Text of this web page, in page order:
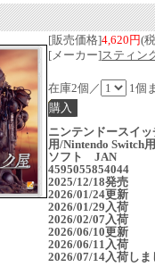
[販売価格]4,620円(
[メーカー]スティン
在庫2個／ 1個
ニンテンドースイッ
用/Nintendo Switch
ソフト JAN
4595055854044
2025/12/18発売
2026/01/24更新
2026/01/29入荷
2026/02/07入荷
2026/06/10更新
2026/06/11入荷
2026/07/14入荷しま